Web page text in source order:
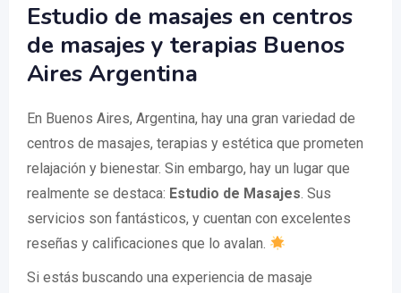
Estudio de masajes en centros
de masajes y terapias Buenos
Aires Argentina
En Buenos Aires, Argentina, hay una gran variedad de
centros de masajes, terapias y estética que prometen
relajación y bienestar. Sin embargo, hay un lugar que
realmente se destaca: Estudio de Masajes. Sus
servicios son fantásticos, y cuentan con excelentes
reseñas y calificaciones que lo avalan.
Si estás buscando una experiencia de masaje